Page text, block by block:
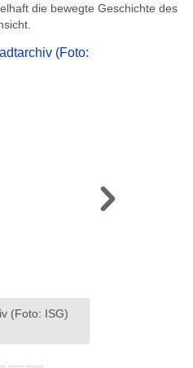
die bewegte Geschichte des
(Foto: ISG)
Die